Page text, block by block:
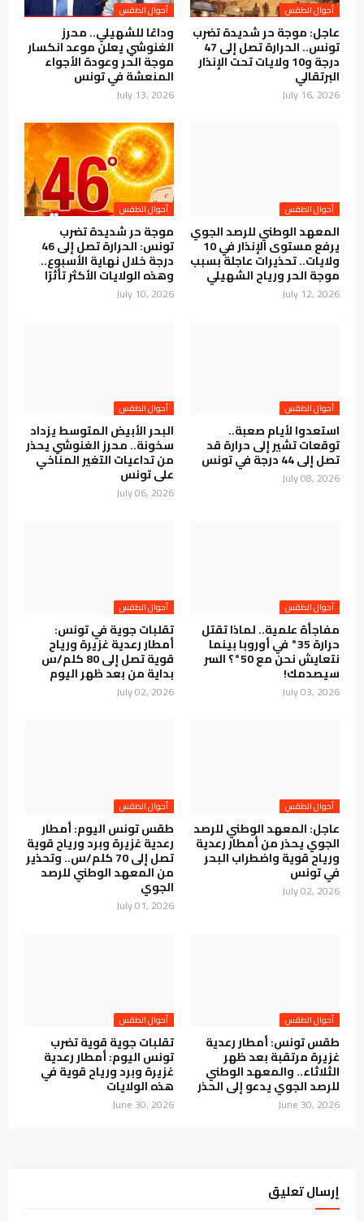
أحوال الطقس
عاجل: موجة حر شديدة تضرب
تونس.. الحرارة تصل إلى 47
درجة و10 ولايات تحت الإنذار
البرتقالي
July 16, 2026
أحوال الطقس
وداعًا للشهيلي.. محرز
الغنوشي يعلن موعد انكسار
موجة الحر وعودة الأجواء
المنعشة في تونس
July 13, 2026
أحوال الطقس
المعهد الوطني للرصد الجوي
يرفع مستوى الإنذار في 10
ولايات.. تحذيرات عاجلة بسبب
موجة الحر ورياح الشهيلي
July 12, 2026
أحوال الطقس
موجة حر شديدة تضرب
تونس: الحرارة تصل إلى 46
درجة خلال نهاية الأسبوع..
وهذه الولايات الأكثر تأثرًا
July 10, 2026
أحوال الطقس
استعدوا لأيام صعبة..
توقعات تشير إلى حرارة قد
تصل إلى 44 درجة في تونس
July 08, 2026
أحوال الطقس
البحر الأبيض المتوسط يزداد
سخونة.. محرز الغنوشي يحذر
من تداعيات التغير المناخي
على تونس
July 06, 2026
أحوال الطقس
مفاجأة علمية.. لماذا تقتل
حرارة 35° في أوروبا بينما
نتعايش نحن مع 50°؟ السر
سيصدمك!
July 03, 2026
أحوال الطقس
تقلبات جوية في تونس:
أمطار رعدية غزيرة ورياح
قوية تصل إلى 80 كلم/س
بداية من بعد ظهر اليوم
July 02, 2026
أحوال الطقس
عاجل: المعهد الوطني للرصد
الجوي يحذر من أمطار رعدية
ورياح قوية واضطراب البحر
في تونس
July 02, 2026
أحوال الطقس
طقس تونس اليوم: أمطار
رعدية غزيرة وبرد ورياح قوية
تصل إلى 70 كلم/س.. وتحذير
من المعهد الوطني للرصد
الجوي
July 01, 2026
أحوال الطقس
طقس تونس: أمطار رعدية
غزيرة مرتقبة بعد ظهر
الثلاثاء.. والمعهد الوطني
للرصد الجوي يدعو إلى الحذر
June 30, 2026
أحوال الطقس
تقلبات جوية قوية تضرب
تونس اليوم: أمطار رعدية
غزيرة وبرد ورياح قوية في
هذه الولايات
June 30, 2026
إرسال تعليق